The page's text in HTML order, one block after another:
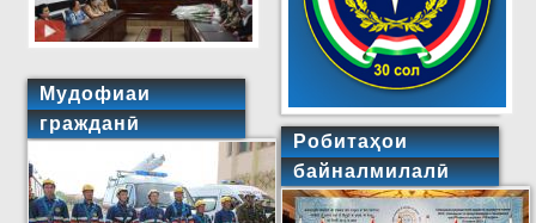
Мудофиаи
гражданӣ
Робитаҳои
байналмилалӣ